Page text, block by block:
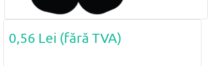
0,56 Lei (fără TVA)